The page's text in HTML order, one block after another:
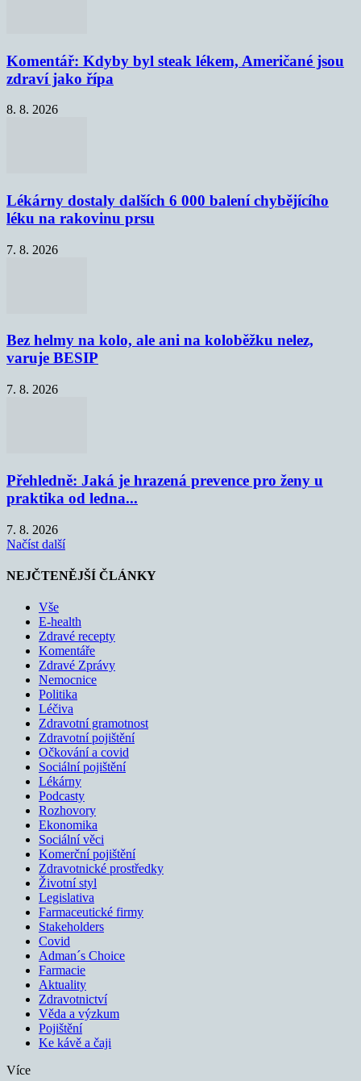
Komentář: Kdyby byl steak lékem, Američané jsou
zdraví jako řípa
8. 8. 2026
Lékárny dostaly dalších 6 000 balení chybějícího
léku na rakovinu prsu
7. 8. 2026
Bez helmy na kolo, ale ani na koloběžku nelez,
varuje BESIP
7. 8. 2026
Přehledně: Jaká je hrazená prevence pro ženy u
praktika od ledna...
7. 8. 2026
Načíst další
NEJČTENĚJŠÍ ČLÁNKY
Vše
E-health
Zdravé recepty
Komentáře
Zdravé Zprávy
Nemocnice
Politika
Léčiva
Zdravotní gramotnost
Zdravotní pojištění
Očkování a covid
Sociální pojištění
Lékárny
Podcasty
Rozhovory
Ekonomika
Sociální věci
Komerční pojištění
Zdravotnické prostředky
Životní styl
Legislativa
Farmaceutické firmy
Stakeholders
Covid
Adman´s Choice
Farmacie
Aktuality
Zdravotnictví
Věda a výzkum
Pojištění
Ke kávě a čaji
Více